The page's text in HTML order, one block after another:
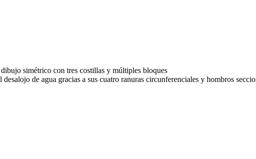
simétrico con tres costillas y múltiples bloques
desalojo de agua gracias a sus cuatro ranuras circunferenciales y hombros